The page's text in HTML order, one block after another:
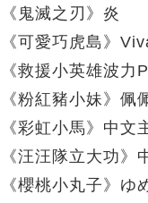
《鬼滅之刃》炎
《可愛巧虎島》
《救援小英雄波力
《粉紅豬小妹》佩
《彩虹小馬》中文
《汪汪隊立大功》
《櫻桃小丸子》ゆ